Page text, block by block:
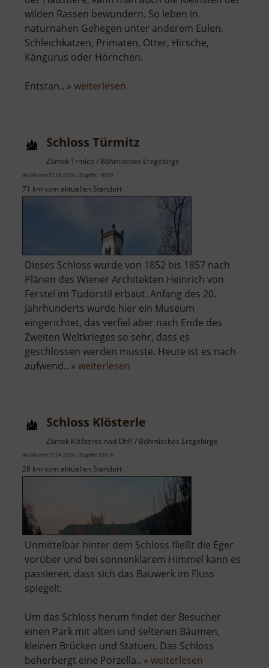
wilden Rassen bewundern. So leben in
naturnahen Gehegen unter anderem Eulen,
Schleichkatzen, Primaten, Otter, Hirsche,
Kängurus oder Hörnchen.
Entstan.. » weiterlesen
Schloss Türmitz
Zámek Trmice / Böhmisches Erzgebirge
aktuell vom 07.06.2026 / Zugriffe: 10559
71 km vom aktuellen Standort
Dieses Schloss wurde von 1852 bis 1857 nach
Plänen des Wiener Architekten Heinrich von
Ferstel im Tudorstil erbaut. Anfang des 20.
Jahrhunderts wurde hier ein Museum
eingerichtet, das verfiel aber nach Ende des
Zweiten Weltkrieges so sehr, dass es
geschlossen werden musste. Heute ist es nach
aufwend.. » weiterlesen
Schloss Klösterle
Zámek Klášterec nad Ohří / Böhmisches Erzgebirge
aktuell vom 13.04.2026 / Zugriffe: 32616
28 km vom aktuellen Standort
Unmittelbar hinter dem Schloss fließt die Eger
vorüber und bei sonnenklarem Himmel kann es
passieren, dass sich das Bauwerk im Fluss
spiegelt.
Um das Schloss herum findet der Besucher
einen Park mit alten und seltenen Bäumen,
kleinen Brücken und Statuen. Das Schloss
beherbergt eine Porzella.. » weiterlesen